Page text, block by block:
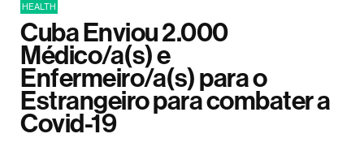
HEALTH
Cuba Enviou 2.000
Médico/a(s) e
Enfermeiro/a(s) para o
Estrangeiro para combater a
Covid-19